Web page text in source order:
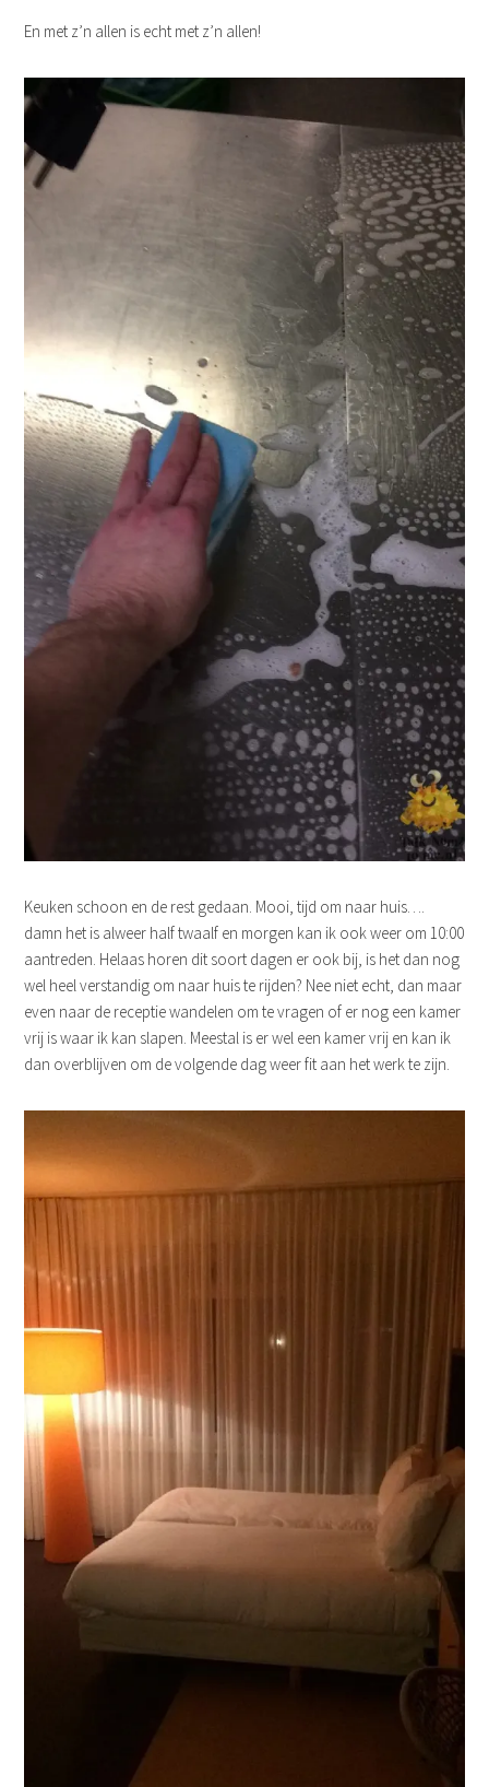
En met z’n allen is echt met z’n allen!
Keuken schoon en de rest gedaan. Mooi, tijd om naar huis….
damn het is alweer half twaalf en morgen kan ik ook weer om 10:00
aantreden. Helaas horen dit soort dagen er ook bij, is het dan nog
wel heel verstandig om naar huis te rijden? Nee niet echt, dan maar
even naar de receptie wandelen om te vragen of er nog een kamer
vrij is waar ik kan slapen. Meestal is er wel een kamer vrij en kan ik
dan overblijven om de volgende dag weer fit aan het werk te zijn.